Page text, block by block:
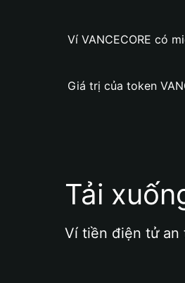
Ví VANCECORE có
Giá trị của token
Tải
Ví tiền điện tử an